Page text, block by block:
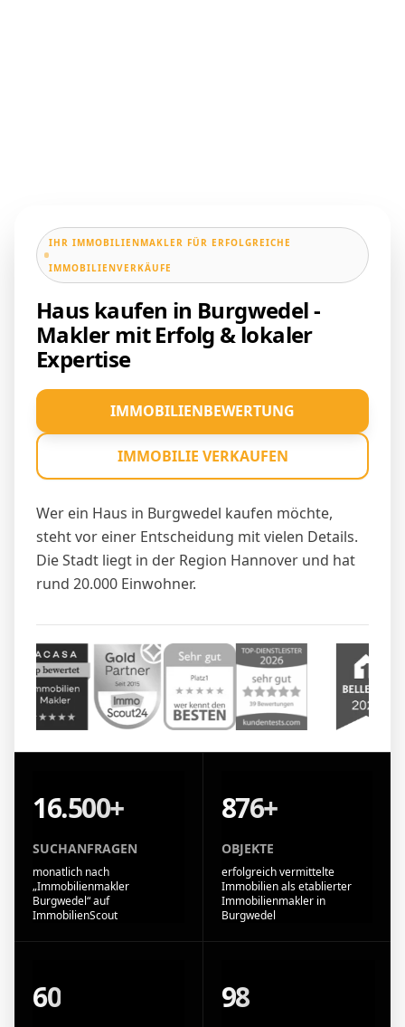
IHR IMMOBILIENMAKLER FÜR ERFOLGREICHE
IMMOBILIENVERKÄUFE
Haus kaufen in Burgwedel -
Makler mit Erfolg & lokaler
Expertise
Wer ein Haus in Burgwedel kaufen möchte,
steht vor einer Entscheidung mit vielen Details.
Die Stadt liegt in der Region Hannover und hat
rund 20.000 Einwohner.
IMMOBILIENBEWERTUNG
IMMOBILIE VERKAUFEN
16.500+
SUCHANFRAGEN
monatlich nach
„Immobilienmakler
Burgwedel“ auf
ImmobilienScout
876+
OBJEKTE
erfolgreich vermittelte
Immobilien als etablierter
Immobilienmakler in
Burgwedel
60 98